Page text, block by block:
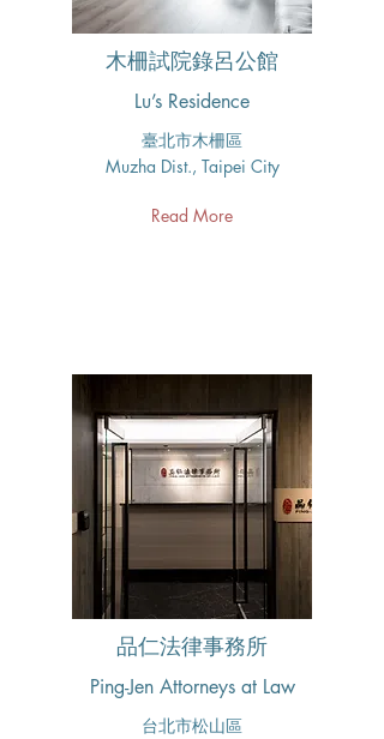
木柵試院錄呂公館
Lu’s Residence
臺北市木柵區​
Muzha Dist., Taipei City
Read More
品仁法律事務所
Ping-Jen Attorneys at Law
台北市松山區